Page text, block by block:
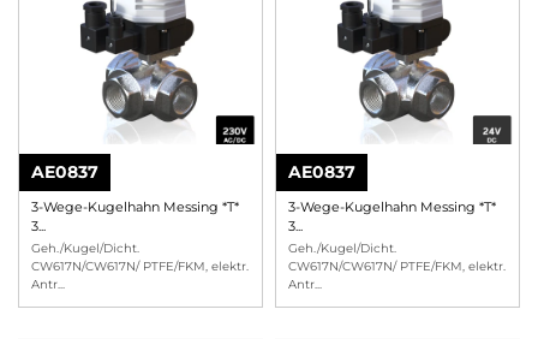
AE0837
3-Wege-Kugelhahn Messing *T*
3...
Geh./Kugel/Dicht.
CW617N/CW617N/ PTFE/FKM, elektr.
Antr...
AE0837
3-Wege-Kugelhahn Messing *T*
3...
Geh./Kugel/Dicht.
CW617N/CW617N/ PTFE/FKM, elektr.
Antr...